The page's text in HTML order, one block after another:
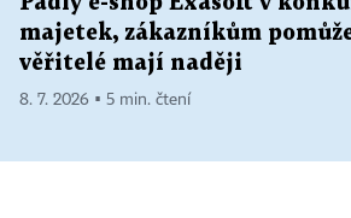
majetek, zákazníkům
věřitelé mají naději
8. 7. 2026 ▪ 5 min. čtení